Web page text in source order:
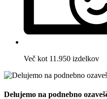
Več kot 11.950 izdelkov
Delujemo na podnebno